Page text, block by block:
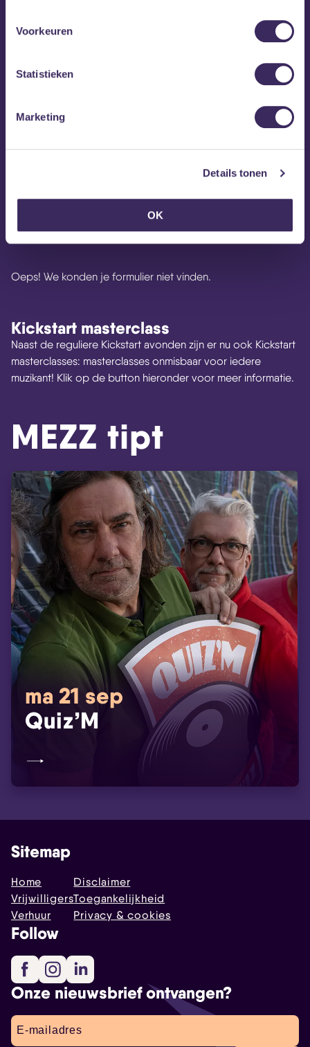
Voorkeuren
Statistieken
Marketing
Details tonen
OK
Mount Mono. Hij heeft een diverse muzieksmaak en kan
bijna alles wel waarderen. Vooral wanneer muziek anders,
stil kon zitten. Daarna is hij met vrienden op de basisschool
samen gaan jammen in garages en zolderkamers. Dat is
dit had David vooral nodig als producer.
Kickstart
Oeps! We konden je formulier niet vinden.
Kickstart masterclass
Naast de reguliere Kickstart avonden zijn er nu ook Kickstart
masterclasses: masterclasses onmisbaar voor iedere
muzikant! Klik op de button hieronder voor meer informatie.
MEZZ tipt
ma 21 sep
Quiz’M
Sitemap
Home
Vrijwilligers
Verhuur
Disclaimer
Toegankelijkheid
Privacy & cookies
Follow
FacebookInstagram
Onze nieuwsbrief ontvangen?